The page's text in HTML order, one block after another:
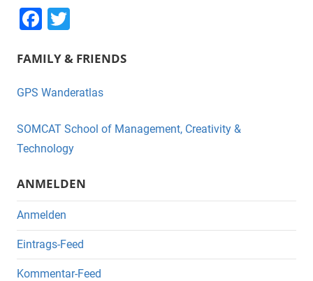
F
c
e
o
o
k
tt
er
FAMILY & FRIENDS
GPS Wanderatlas
SOMCAT School of Management, Creativity &
Technology
ANMELDEN
Anmelden
Eintrags-Feed
Kommentar-Feed